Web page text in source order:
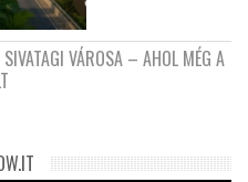
SIVATAGI VÁROSA – AHOL MÉG A